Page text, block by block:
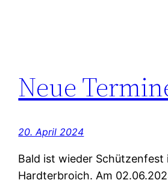
Neue
20. April 2024
Bald ist wieder Schützenfest
Hardterbroich. Am